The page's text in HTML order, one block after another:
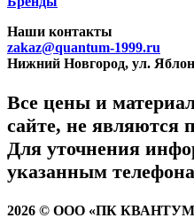
Наши контакты
zakaz@quantum-1999.ru
Нижний Новгород, ул.
Все цены и
сайте, не являются
Для уточнения
указанным
2026 © ООО «ПК